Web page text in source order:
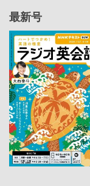
最新号